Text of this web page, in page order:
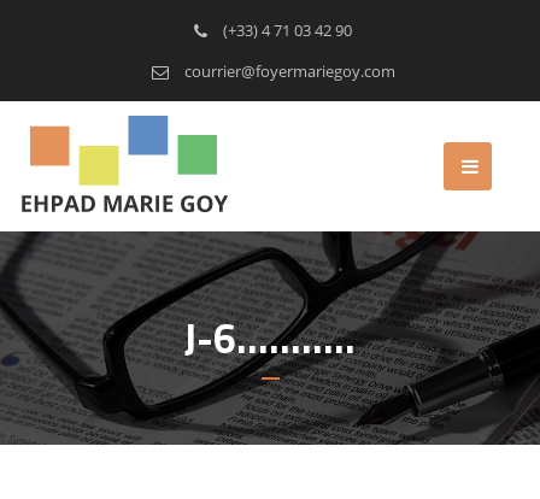
(+33) 4 71 03 42 90
courrier@foyermariegoy.com
J-6………..